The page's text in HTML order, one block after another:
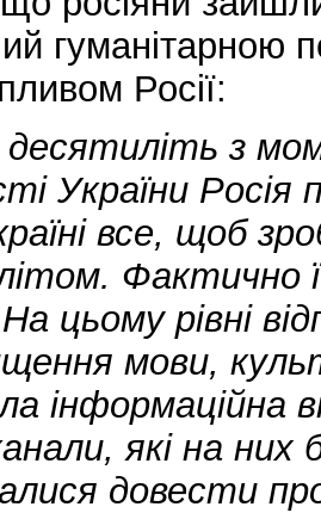
гуманітарною
Росії:
з
України Росія
все, щоб
Фактично
цьому рівні
мови,
інформаційна
які на них
довести